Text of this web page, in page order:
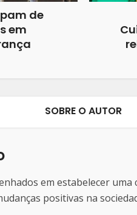
de
em
SOBRE O AUTOR
em estabelecer
positivas na